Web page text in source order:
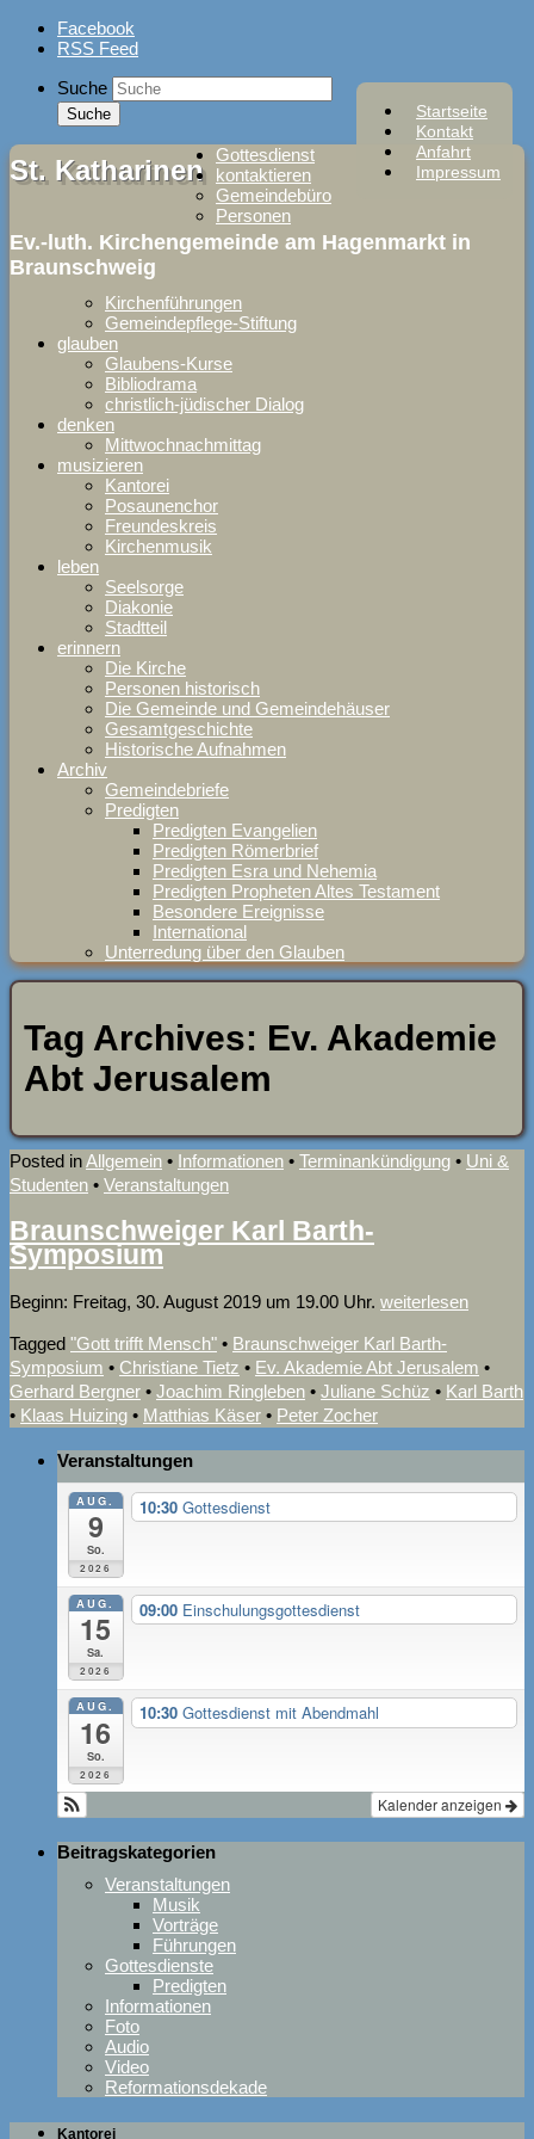
Skip
Facebook
RSS Feed
Startseite
Kontakt
Anfahrt
Impressum
Suche
St. Katharinen
Ev.-luth. Kirchengemeinde am Hagenmarkt in
Braunschweig
Gottesdienst
kontaktieren
Gemeindebüro
Personen
Kirchenführungen
Gemeindepflege-Stiftung
glauben
Glaubens-Kurse
Bibliodrama
christlich-jüdischer Dialog
denken
Mittwochnachmittag
musizieren
Kantorei
Posaunenchor
Freundeskreis
Kirchenmusik
leben
Seelsorge
Diakonie
Stadtteil
erinnern
Die Kirche
Personen historisch
Die Gemeinde und Gemeindehäuser
Gesamtgeschichte
Historische Aufnahmen
Archiv
Gemeindebriefe
Predigten
Predigten Evangelien
Predigten Römerbrief
Predigten Esra und Nehemia
Predigten Propheten Altes Testament
Besondere Ereignisse
International
Unterredung über den Glauben
Tag Archives: Ev. Akademie
Abt Jerusalem
Posted inAllgemein • Informationen • Terminankündigung • Uni &
Studenten • Veranstaltungen
Braunschweiger Karl Barth-
Symposium
Beginn: Freitag, 30. August 2019 um 19.00 Uhr. weiterlesen
Tagged "Gott trifft Mensch" • Braunschweiger Karl Barth-
Symposium • Christiane Tietz • Ev. Akademie Abt Jerusalem •
Gerhard Bergner • Joachim Ringleben • Juliane Schüz • Karl Barth
• Klaas Huizing • Matthias Käser • Peter Zocher
Veranstaltungen
AUG.
9
So.
2026
10:30 Gottesdienst
AUG.
15
Sa.
2026
09:00 Einschulungsgottesdienst
AUG.
16
So.
2026
10:30 Gottesdienst mit Abendmahl
Kalender anzeigen
Beitragskategorien
Veranstaltungen
Musik
Vorträge
Führungen
Gottesdienste
Predigten
Informationen
Foto
Audio
Video
Reformationsdekade
Kantorei